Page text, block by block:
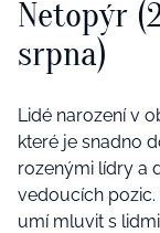
Netopýr
srpna)
Lidé narození v
které je snadno
rozenými lídry a
vedoucích pozic.
umí mluvit s